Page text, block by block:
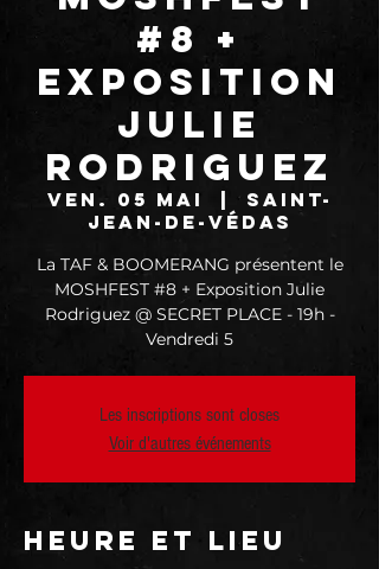
#8 +
Exposition
Julie
Rodriguez
ven. 05 mai
  |
Saint-
Jean-de-Védas
La TAF & BOOMERANG présentent le
MOSHFEST #8 + Exposition Julie
Rodriguez @ SECRET PLACE - 19h -
Vendredi 5
Les inscriptions sont closes
Voir d'autres événements
Heure et lieu